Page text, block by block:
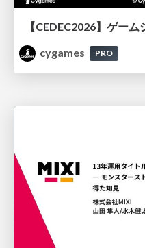
cygames
PRO